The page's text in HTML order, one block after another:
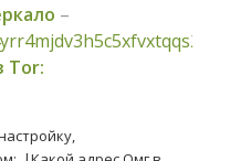
–
Tor: